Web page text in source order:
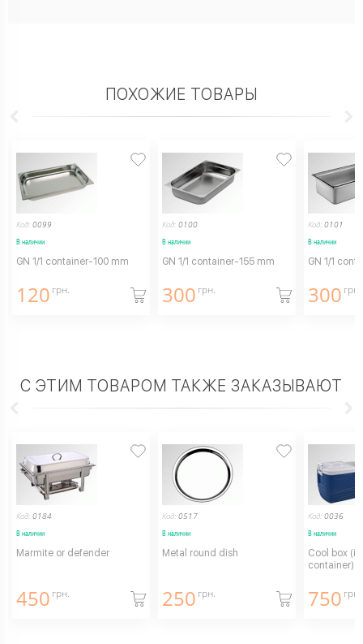
ПОХОЖИЕ ТОВАРЫ
Код: 0099
В наличии
GN 1/1 container-100 mm
120 грн.
Код: 0100
В наличии
GN 1/1 container-155 mm
300 грн.
Код: 0101
В наличии
GN 1/1
300 грн.
С ЭТИМ ТОВАРОМ ТАКЖЕ ЗАКАЗЫВАЮТ
Код: 0184
В наличии
Marmite or defender
450 грн.
Код: 0517
В наличии
Metal round dish
250 грн.
Код: 0036
В наличии
Cool box
container)
750 грн.